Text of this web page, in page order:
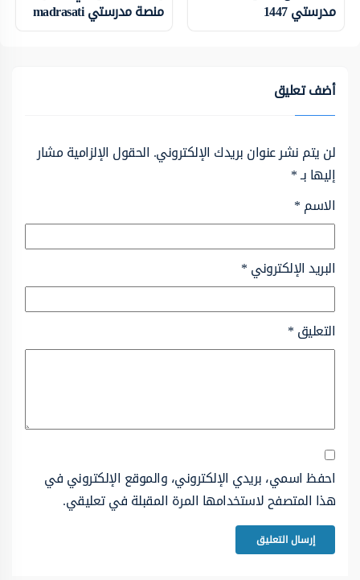
مدرستي 1447 منصة مدرستي madrasati
أضف تعليق
لن يتم نشر عنوان بريدك الإلكتروني. الحقول الإلزامية مشار
إليها بـ*
الاسم*
البريد الإلكتروني*
التعليق*
احفظ اسمي، بريدي الإلكتروني، والموقع الإلكتروني في
هذا المتصفح لاستخدامها المرة المقبلة في تعليقي.